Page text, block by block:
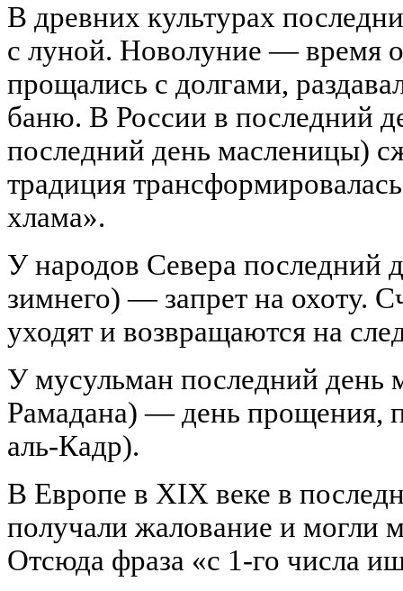
В древних культурах
с луной. Новолуние — время
прощались с долгами,
баню. В России в последний
последний день масленицы)
традиция
хлама».
У народов Севера последний
зимнего) — запрет на охоту.
уходят и возвращаются на
У мусульман последний день
Рамадана) — день прощения,
аль-Кадр).
В Европе в XIX веке в
получали жалование и могли
Отсюда фраза «с 1-го числа